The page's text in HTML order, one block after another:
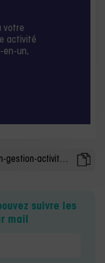
votre
activité
en-un,
suivre les
mail